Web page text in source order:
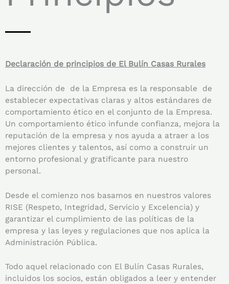
Declaración de principios de El Bulín Casas Rurales
La dirección de de la Empresa es la responsable de
establecer expectativas claras y altos estándares de
comportamiento ético en el conjunto de la Empresa.
Un comportamiento ético infunde confianza, mejora la
reputación de la empresa y nos ayuda a atraer a los
mejores clientes y talentos, así como a construir un
entorno profesional y gratificante para nuestro
personal.
Desde el comienzo nos basamos en nuestros valores
RISE (Respeto, Integridad, Servicio y Excelencia) y
garantizar el cumplimiento de las políticas de la
empresa y las leyes y regulaciones que nos aplica la
Administración Pública.
Todo aquel relacionado con El Bulín Casas Rurales,
incluidos los socios, están obligados a leer y entender